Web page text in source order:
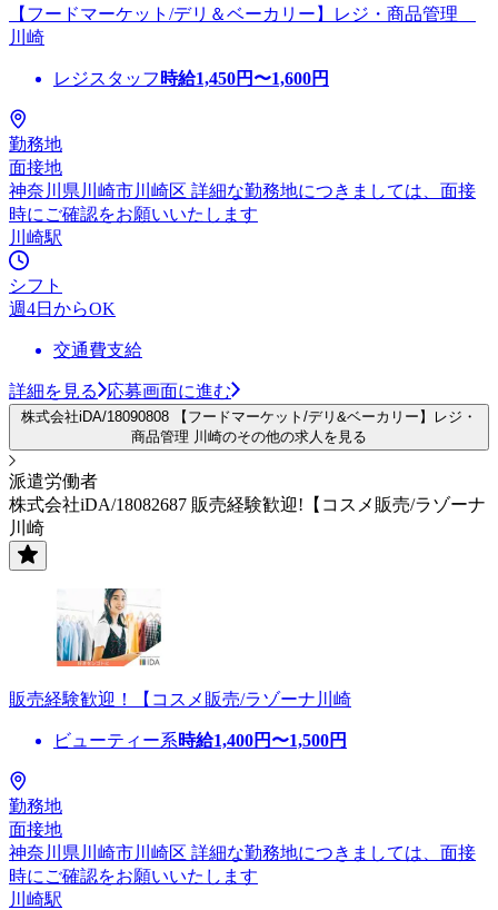
【フードマーケット/デリ＆ベーカリー】レジ・商品管理
川崎
レジスタッフ 時給1,450円〜1,600円
勤務地
面接地
神奈川県川崎市川崎区 詳細な勤務地につきましては、面接
時にご確認をお願いいたします
川崎駅
シフト
週4日からOK
交通費支給
詳細を見る 応募画面に進む
株式会社iDA/18090808 【フードマーケット/デリ&ベーカリー】レジ・
商品管理 川崎のその他の求人を見る
派遣労働者
株式会社iDA/18082687 販売経験歓迎!【コスメ販売/ラゾーナ
川崎
販売経験歓迎！【コスメ販売/ラゾーナ川崎
ビューティー系時給1,400円〜1,500円
勤務地
面接地
神奈川県川崎市川崎区 詳細な勤務地につきましては、面接
時にご確認をお願いいたします
川崎駅